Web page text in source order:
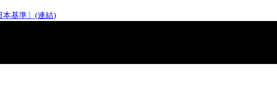
本基準〕(連結)